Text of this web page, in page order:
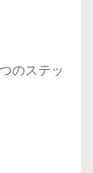
のステッ